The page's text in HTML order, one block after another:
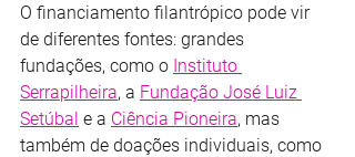
O financiamento filantrópico pode vir
de diferentes fontes: grandes
fundações, como o Instituto
Serrapilheira, a Fundação José Luiz
Setúbal e a Ciência Pioneira, mas
também de doações individuais, como